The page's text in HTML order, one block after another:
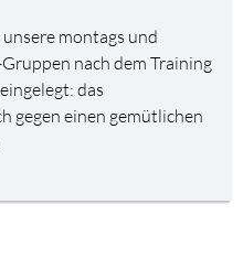
montags und
nach dem Training
das
gegen einen gemütlichen